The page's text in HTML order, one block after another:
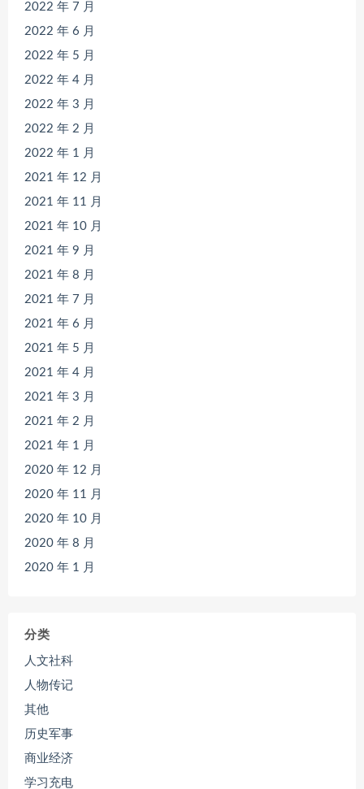
2022 年 7 月
2022 年 6 月
2022 年 5 月
2022 年 4 月
2022 年 3 月
2022 年 2 月
2022 年 1 月
2021 年 12 月
2021 年 11 月
2021 年 10 月
2021 年 9 月
2021 年 8 月
2021 年 7 月
2021 年 6 月
2021 年 5 月
2021 年 4 月
2021 年 3 月
2021 年 2 月
2021 年 1 月
2020 年 12 月
2020 年 11 月
2020 年 10 月
2020 年 8 月
2020 年 1 月
分类
人文社科
人物传记
其他
历史军事
商业经济
学习充电